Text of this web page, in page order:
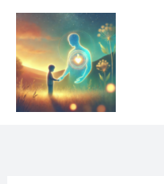
contenido